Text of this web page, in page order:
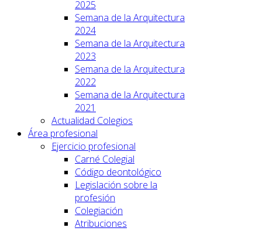
2025
Semana de la Arquitectura
2024
Semana de la Arquitectura
2023
Semana de la Arquitectura
2022
Semana de la Arquitectura
2021
Actualidad Colegios
Área profesional
Ejercicio profesional
Carné Colegial
Código deontológico
Legislación sobre la
profesión
Colegiación
Atribuciones